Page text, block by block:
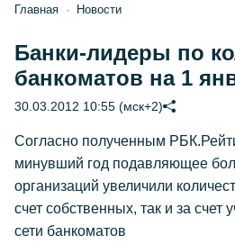
Главная Новости
Банки-лидеры по
банкоматов на 1
30.03.2012 10:55 (мск+2)
Cогласно полученным
минувший год подавляющее
организаций увеличили
счет собственных, так и за счет
сети банкоматов